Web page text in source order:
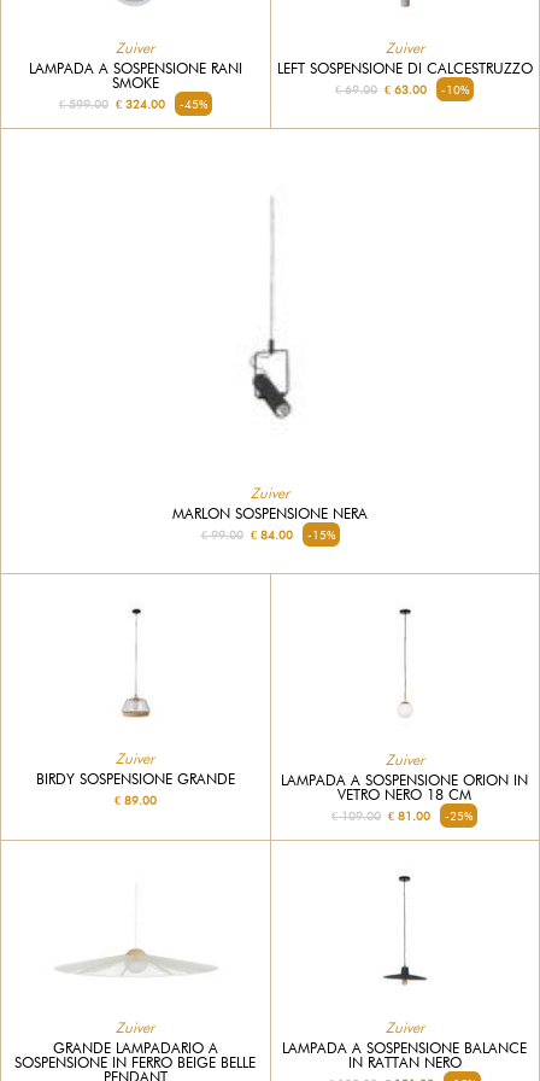
Zuiver
LAMPADA A SOSPENSIONE RANI
SMOKE
€ 599.00€ 324.00 -45%
Zuiver
LEFT SOSPENSIONE DI CALCESTRUZZO
€ 69.00 € 63.00 -10%
Zuiver
MARLON SOSPENSIONE NERA
€ 99.00€ 84.00 -15%
Zuiver
BIRDY SOSPENSIONE GRANDE
€ 89.00
Zuiver
LAMPADA A SOSPENSIONE ORION IN
VETRO NERO 18 CM
€ 109.00 € 81.00 -25%
Zuiver
GRANDE LAMPADARIO A
SOSPENSIONE IN FERRO BEIGE BELLE
PENDANT
Zuiver
LAMPADA A SOSPENSIONE BALANCE
IN RATTAN NERO